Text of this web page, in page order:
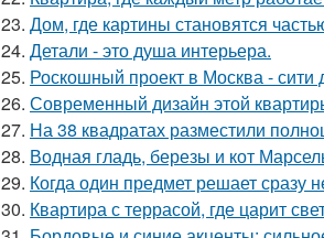
23. Дом, где картины становятся
24. Детали - это душа интерьера.
25. Роскошный проект в Москва - сити
26. Современный дизайн этой
27. На 38 квадратах разместили
28. Водная гладь, березы и кот
29. Когда один предмет решает сразу
30. Квартира с террасой, где царит